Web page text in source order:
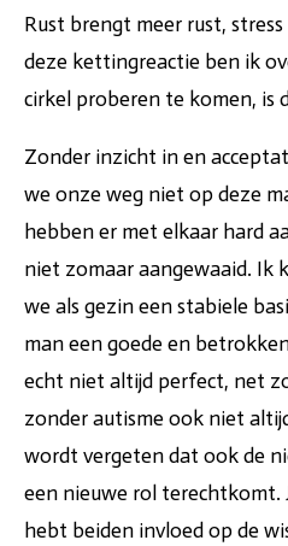
Rust brengt meer rust,
deze kettingreactie ben ik
cirkel proberen te komen, is
Zonder inzicht in en
we onze weg niet op deze
hebben er met elkaar hard
niet zomaar aangewaaid. Ik
we als gezin een stabiele
man een goede en
echt niet altijd perfect, net
zonder autisme ook niet
wordt vergeten dat ook de
een nieuwe rol terechtkomt.
hebt beiden invloed op de